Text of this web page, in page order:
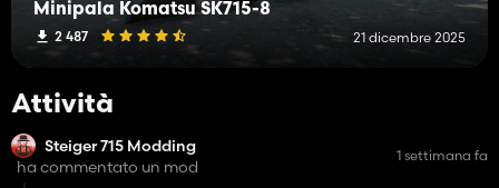
Minipala Komatsu SK715-8
2 487 21 dicembre 2025
Attività
Steiger 715 Modding
ha commentato un mod
1 settimana fa